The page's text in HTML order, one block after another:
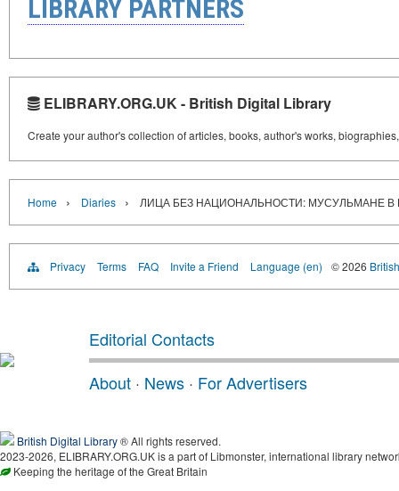
LIBRARY PARTNERS
ELIBRARY.ORG.UK - British Digital Library
Create your author's collection of articles, books, author's works,
Home › Diaries › ЛИЦА БЕЗ НАЦИОНАЛЬНОСТИ: МУСУЛЬМАНЕ В
Privacy Terms FAQ Invite a Friend Language (en) © 2026
Editorial Contacts
About · News · For Advertisers
British Digital Library® All rights reserved.
2023-2026, ELIBRARY.ORG.UK is a part of Libmonster, international library
Keeping the heritage of the Great Britain